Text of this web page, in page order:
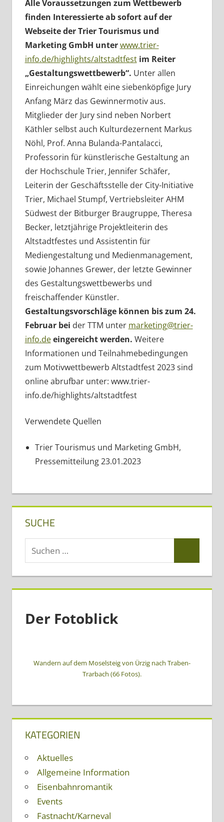
Alle Voraussetzungen zum Wettbewerb
finden Interessierte ab sofort auf der
Webseite der Trier Tourismus und
Marketing GmbH unter www.trier-
info.de/highlights/altstadtfest im Reiter
„Gestaltungswettbewerb“. Unter allen
Einreichungen wählt eine siebenköpfige Jury
Anfang März das Gewinnermotiv aus.
Mitglieder der Jury sind neben Norbert
Käthler selbst auch Kulturdezernent Markus
Nöhl, Prof. Anna Bulanda-Pantalacci,
Professorin für künstlerische Gestaltung an
der Hochschule Trier, Jennifer Schäfer,
Leiterin der Geschäftsstelle der City-Initiative
Trier, Michael Stumpf, Vertriebsleiter AHM
Südwest der Bitburger Braugruppe, Theresa
Becker, letztjährige Projektleiterin des
Altstadtfestes und Assistentin für
Mediengestaltung und Medienmanagement,
sowie Johannes Grewer, der letzte Gewinner
des Gestaltungswettbewerbs und
freischaffender Künstler.
Gestaltungsvorschläge können bis zum 24.
Februar bei der TTM unter marketing@trier-
info.de eingereicht werden. Weitere
Informationen und Teilnahmebedingungen
zum Motivwettbewerb Altstadtfest 2023 sind
online abrufbar unter: www.trier-
info.de/highlights/altstadtfest
Verwendete Quellen
Trier Tourismus und Marketing GmbH,
Pressemitteilung 23.01.2023
SUCHE
Suchen
nach:
Der Fotoblick
Wandern auf dem Moselsteig von Ürzig nach Traben-
Trarbach (66 Fotos).
KATEGORIEN
Aktuelles
Allgemeine Information
Eisenbahnromantik
Events
Fastnacht/Karneval